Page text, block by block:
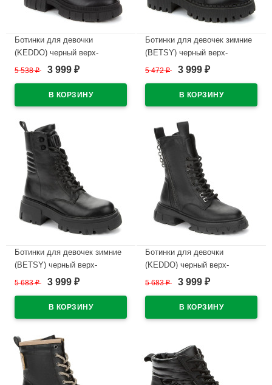
Ботинки для девочки
(KEDDO) черный верх-
искуственная кожа подкладка
артикул 838197/06-01
5 538₽ 3 999 ₽
Ботинки для девочек зимние
(BETSY) черный верх-
искусственная кожа
шерсть артикул 938032/02-01
5 472₽ 3 999 ₽
Ботинки для девочек зимние
(BETSY) черный верх-
искусственная кожа
шерсть артикул 938047/08-01
5 683₽ 3 999 ₽
Ботинки для девочки
(KEDDO) черный верх-
искуственная кожа подкладка
артикул 538111/03-01
5 683₽ 3 999 ₽